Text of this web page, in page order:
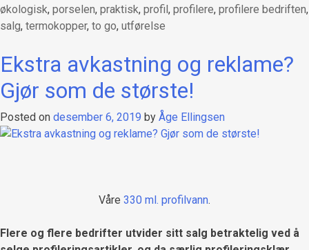
økologisk, porselen, praktisk, profil, profilere, profilere bedriften,
salg, termokopper, to go, utførelse
Ekstra avkastning og reklame?
Gjør som de største!
Posted on desember 6, 2019 by Åge Ellingsen
Våre 330 ml. profilvann.
Flere og flere bedrifter utvider sitt salg betraktelig ved å